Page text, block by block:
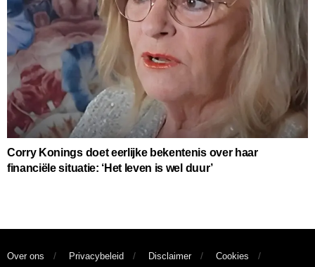
Corry Konings doet eerlijke bekentenis over haar
financiële situatie: ‘Het leven is wel duur’
Over ons Privacybeleid Disclaimer
Cookies